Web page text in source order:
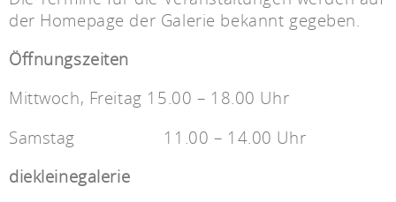
der Homepage der Galerie bekannt gegeben.
Öffnungszeiten
Mittwoch, Freitag 15.00 – 18.00 Uhr
Samstag 11.00 – 14.00 Uhr
diekleinegalerie